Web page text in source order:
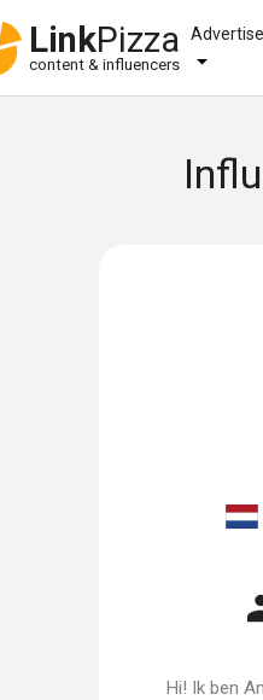
LinkPizza
content & influencers
Hi! Ik ben